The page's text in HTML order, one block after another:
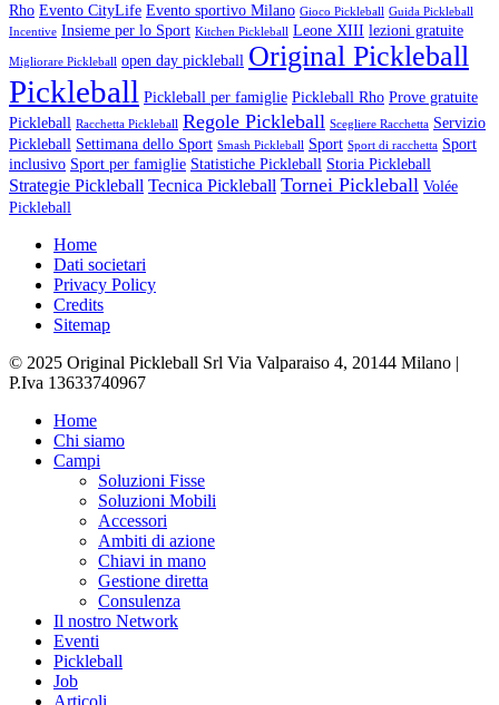
Rho Evento CityLife Evento sportivo Milano Gioco Pickleball Guida Pickleball
Incentive Insieme per lo Sport Kitchen Pickleball Leone XIII lezioni gratuite
Migliorare Pickleball open day pickleball Original Pickleball
Pickleball Pickleball per famiglie Pickleball Rho Prove gratuite
Pickleball Racchetta Pickleball Regole Pickleball Scegliere Racchetta Servizio
Pickleball Settimana dello Sport Smash Pickleball Sport Sport di racchetta Sport
inclusivo Sport per famiglie Statistiche Pickleball Storia Pickleball
Strategie Pickleball Tecnica Pickleball Tornei Pickleball Volée
Pickleball
Home
Dati societari
Privacy Policy
Credits
Sitemap
© 2025 Original Pickleball Srl Via Valparaiso 4, 20144 Milano |
P.Iva 13633740967
Close
Menu
Home
Chi siamo
Campi
Soluzioni Fisse
Soluzioni Mobili
Accessori
Ambiti di azione
Chiavi in mano
Gestione diretta
Consulenza
Il nostro Network
Eventi
Pickleball
Job
Articoli